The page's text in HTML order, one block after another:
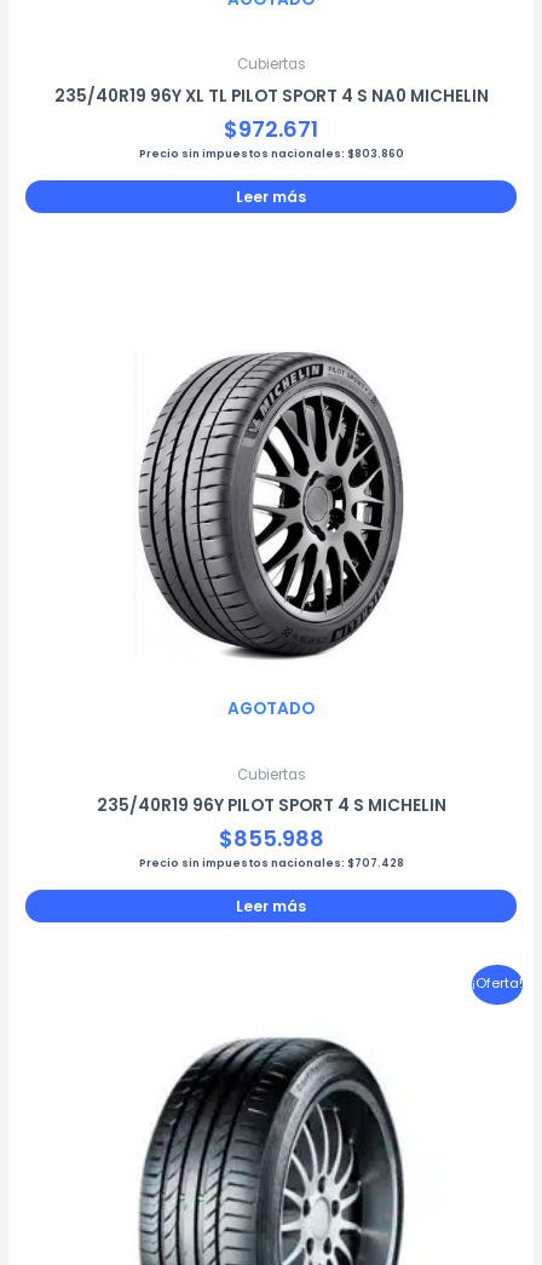
Cubiertas
235/40R19 96Y XL TL PILOT SPORT 4 S NA0 MICHELIN
$972.671
Precio sin impuestos nacionales: $803.860
Leer más
AGOTADO
Cubiertas
235/40R19 96Y PILOT SPORT 4 S MICHELIN
$855.988
Precio sin impuestos nacionales: $707.428
Leer más
¡Oferta!
original
era:
$1.197.109.
es:
$1.017.542.